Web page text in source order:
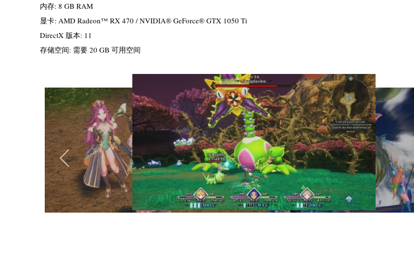
内存: 8 GB RAM
显卡: AMD Radeon™ RX 470 / NVIDIA® GeForce® GTX 1050 Ti
DirectX 版本: 11
存储空间: 需要 20 GB 可用空间